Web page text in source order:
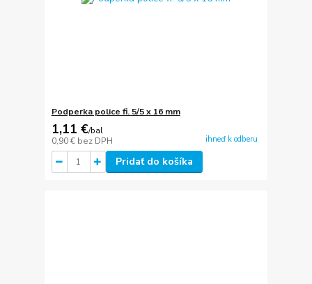
Podperka police fi. 5/5 x 16 mm
1,11 €/bal
0,90 € bez DPH ihneď k odberu
Pridať do košíka